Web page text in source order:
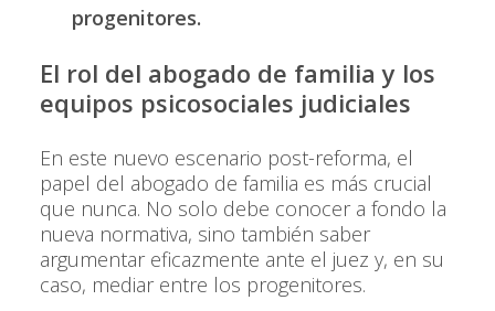
progenitores.
El rol del abogado de familia y los
equipos psicosociales judiciales
En este nuevo escenario post-reforma, el
papel del abogado de familia es más crucial
que nunca. No solo debe conocer a fondo la
nueva normativa, sino también saber
argumentar eficazmente ante el juez y, en su
caso, mediar entre los progenitores.